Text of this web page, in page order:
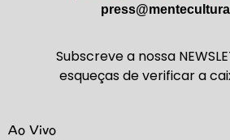
Subscreve a nossa
esqueças de verificar a
Ao Vivo